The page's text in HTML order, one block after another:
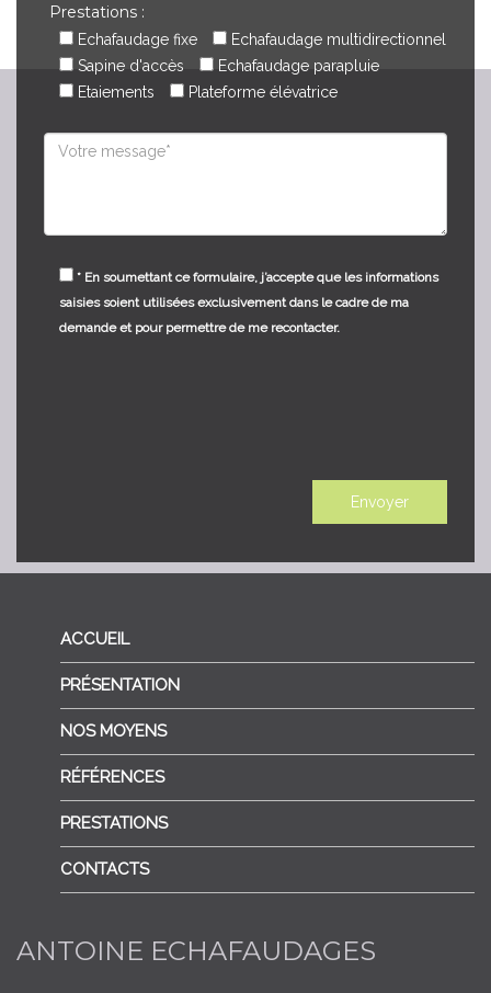
Prestations :
Echafaudage fixe
Echafaudage multidirectionnel
Sapine d'accès
Echafaudage parapluie
Etaiements
Plateforme élévatrice
* En soumettant ce formulaire, j’accepte que les informations
saisies soient utilisées exclusivement dans le cadre de ma
demande et pour permettre de me recontacter.
ACCUEIL
PRÉSENTATION
NOS MOYENS
RÉFÉRENCES
PRESTATIONS
CONTACTS
ANTOINE ECHAFAUDAGES